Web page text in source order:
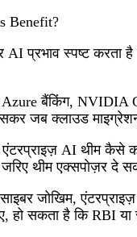
Benefit?
और AI प्रभाव स्पष्ट
Azure बैंकिंग,
जब क्लाउड
AI थीम कैसे
थीम एक्सपोज़र दे
जोखिम,
हो सकता है कि RBI